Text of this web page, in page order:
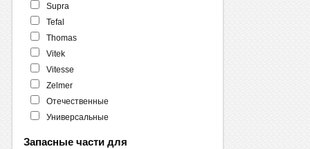
Supra
Tefal
Thomas
Vitek
Vitesse
Zelmer
Отечественные
Универсальные
Запасные части для